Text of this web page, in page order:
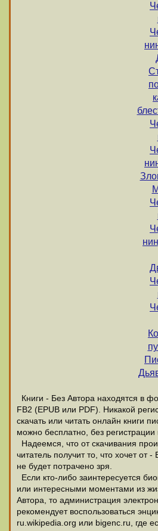
Книги - Без Автора находятся в
FB2 (EPUB или PDF). Никакой
скачать или читать онлайн книги
можно бесплатно, без
Надеемся, что от скачивания
читатель получит то, что хочет от
не будет потрачено зря.
Если кто-либо заинтересуется
или интересными моментами из
Автора, то администрация
рекомендует воспользоваться
ru.wikipedia.org или bigenc.ru, где